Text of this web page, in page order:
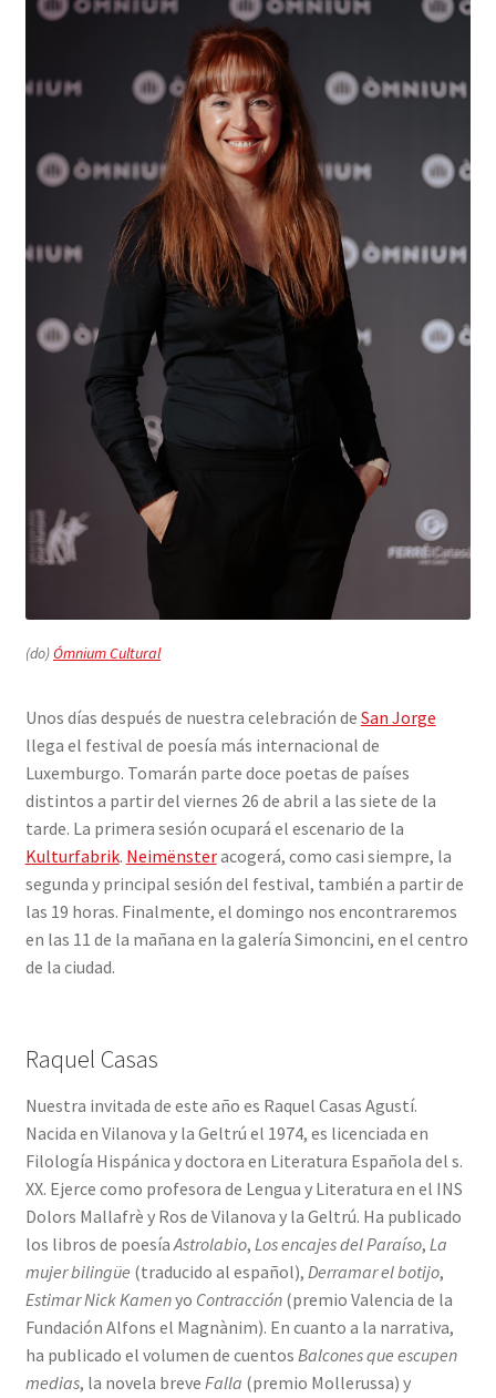
(do)Ómnium Cultural
Unos días después de nuestra celebración de San Jorge
llega el festival de poesía más internacional de
Luxemburgo. Tomarán parte doce poetas de países
distintos a partir del viernes 26 de abril a las siete de la
tarde. La primera sesión ocupará el escenario de la
Kulturfabrik. Neimënsteracogerá, como casi siempre, la
segunda y principal sesión del festival, también a partir de
las 19 horas. Finalmente, el domingo nos encontraremos
en las 11 de la mañana en la galería Simoncini, en el centro
de la ciudad.
Raquel Casas
Nuestra invitada de este año es Raquel Casas Agustí.
Nacida en Vilanova y la Geltrú el 1974, es licenciada en
Filología Hispánica y doctora en Literatura Española del s.
XX. Ejerce como profesora de Lengua y Literatura en el INS
Dolors Mallafrè y Ros de Vilanova y la Geltrú. Ha publicado
los libros de poesíaAstrolabio, Los encajes del Paraíso, La
mujer bilingüe (traducido al español), Derramar el botijo,
Estimar Nick Kamenyo Contracción(premio Valencia de la
Fundación Alfons el Magnànim). En cuanto a la narrativa,
ha publicado el volumen de cuentos Balcones que escupen
medias, la novela breve Falla (premio Mollerussa) y